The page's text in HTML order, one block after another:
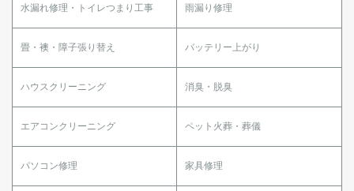
水漏れ修理・トイレつまり工事 雨漏り修理
畳・襖・障子張り替え バッテリー上がり
ハウスクリーニング 消臭・脱臭
エアコンクリーニング ペット火葬・葬儀
パソコン修理 家具修理